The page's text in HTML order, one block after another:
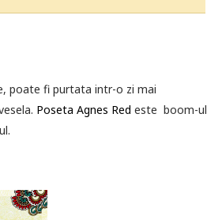
poate fi purtata intr-o zi mai
Poseta Agnes Red este boom-ul